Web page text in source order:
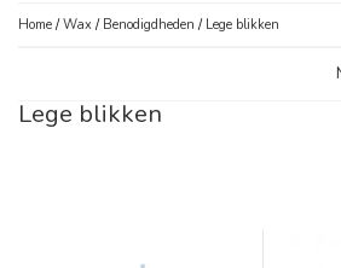
Home /Wax / Benodigdheden / Lege blikken
Lege blikken